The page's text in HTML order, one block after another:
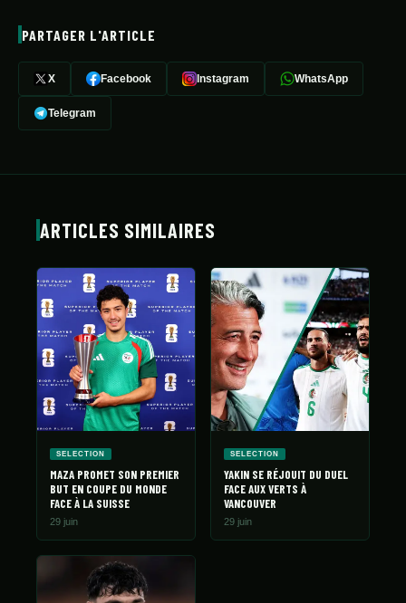
PARTAGER L'ARTICLE
X Facebook Instagram WhatsApp
Telegram
ARTICLES SIMILAIRES
SELECTION
MAZA PROMET SON PREMIER
BUT EN COUPE DU MONDE
FACE À LA SUISSE
29 juin
SELECTION
YAKIN SE RÉJOUIT DU DUEL
FACE AUX VERTS À
VANCOUVER
29 juin